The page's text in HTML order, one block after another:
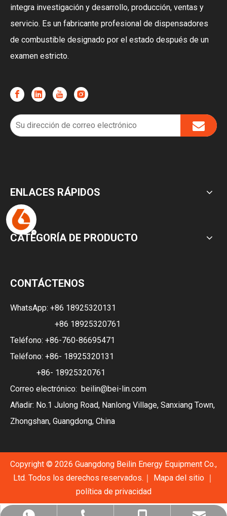
integra investigación y desarrollo, producción, ventas y
servicio. Es un fabricante profesional de dispensadores
de combustible designado por el estado después de un
examen estricto.
ENLACES RÁPIDOS
CATEGORÍA DE PRODUCTO
CONTÁCTENOS
WhatsApp: +86 18925320131
+86 18925320761
Teléfono: +86-760-86695471
Teléfono: +86- 18925320131
+86- 18925320761
Correo electrónico: beilin@bei-lin.com
Añadir: No.1 Julong Road, Nanlong Village, Sanxiang Town,
Zhongshan, Guangdong, China
Copyright © 2026 Guangdong Beilin Energy Equipment Co.,
Ltd. Todos los derechos reservados.｜
Mapa del sitio
política de privacidad